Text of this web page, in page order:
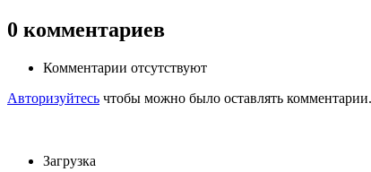
0 комментариев
Комментарии отсутствуют
Авторизуйтесь чтобы можно было оставлять комментарии.
Загрузка